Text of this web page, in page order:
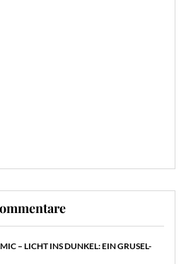
– LICHT INS DUNKEL: EIN GRUSEL-